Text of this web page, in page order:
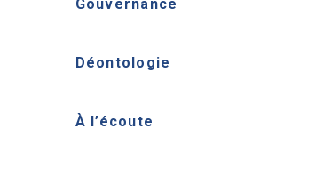
Gouvernance
Déontologie
À l’écoute